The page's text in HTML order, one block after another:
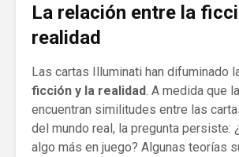
La relación entre la
realidad
Las cartas Illuminati han difuminado
ficción y la realidad . A medida que
encuentran similitudes entre las
del mundo real, la pregunta persiste:
algo más en juego? Algunas teorías